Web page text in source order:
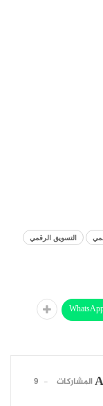
التسويق الرقمي
9